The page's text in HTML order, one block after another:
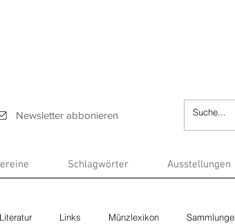
Newsletter abbonieren
Schlagwörter Ausstellungen
Literatur Links Münzlexikon